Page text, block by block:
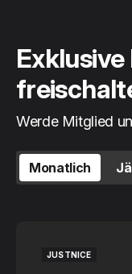
Werde Mitglied
Monatlich
JUSTNICE